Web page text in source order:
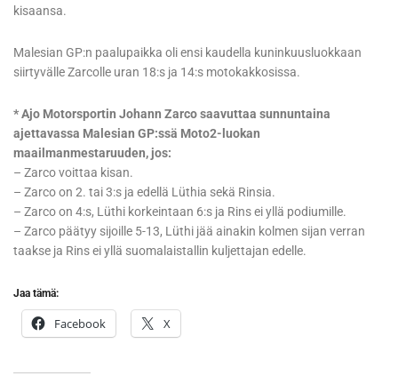
kisaansa.
Malesian GP:n paalupaikka oli ensi kaudella kuninkuusluokkaan
siirtyvälle Zarcolle uran 18:s ja 14:s motokakkosissa.
* Ajo Motorsportin Johann Zarco saavuttaa sunnuntaina
ajettavassa Malesian GP:ssä Moto2-luokan
maailmanmestaruuden, jos:
– Zarco voittaa kisan.
– Zarco on 2. tai 3:s ja edellä Lüthia sekä Rinsia.
– Zarco on 4:s, Lüthi korkeintaan 6:s ja Rins ei yllä podiumille.
– Zarco päätyy sijoille 5-13, Lüthi jää ainakin kolmen sijan verran
taakse ja Rins ei yllä suomalaistallin kuljettajan edelle.
Jaa tämä:
Facebook X